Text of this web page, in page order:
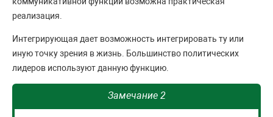
реализация.
Интегрирующая дает возможность интегрировать ту или
иную точку зрения в жизнь. Большинство политических
лидеров используют данную функцию.
Замечание 2